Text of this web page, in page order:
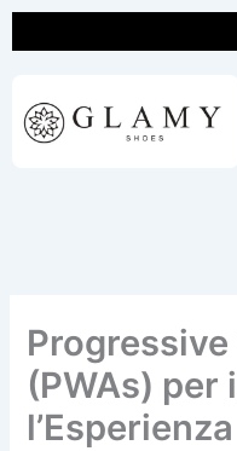
(PWAs) per